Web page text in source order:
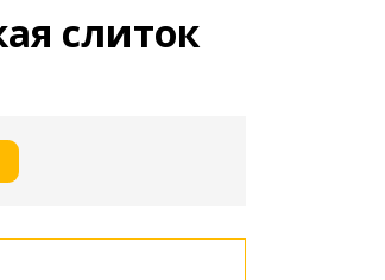
слиток